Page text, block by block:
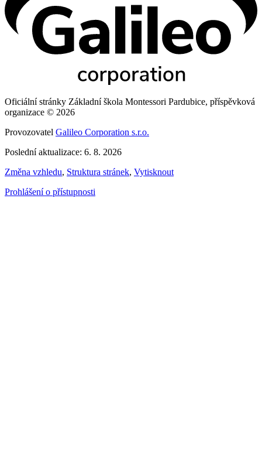
Oficiální stránky Základní škola Montessori Pardubice, příspěvková
organizace © 2026
Provozovatel Galileo Corporation s.r.o.
Poslední aktualizace: 6. 8. 2026
Změna vzhledu, Struktura stránek, Vytisknout
Prohlášení o přístupnosti